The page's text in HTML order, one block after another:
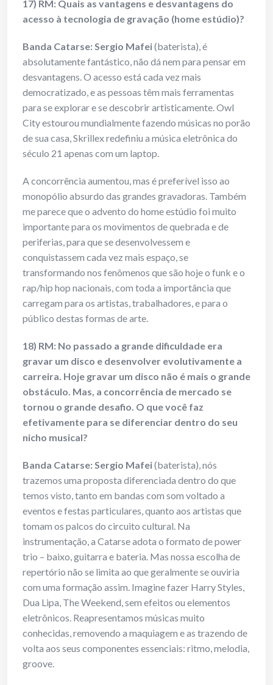
17) RM: Quais as vantagens e desvantagens do
acesso à tecnologia de gravação (home estúdio)?
Banda Catarse: Sergio Mafei(baterista), é
absolutamente fantástico, não dá nem para pensar em
desvantagens. O acesso está cada vez mais
democratizado, e as pessoas têm mais ferramentas
para se explorar e se descobrir artisticamente. Owl
City estourou mundialmente fazendo músicas no porão
de sua casa, Skrillex redefiniu a música eletrônica do
século 21 apenas com um laptop.
A concorrência aumentou, mas é preferível isso ao
monopólio absurdo das grandes gravadoras. Também
me parece que o advento do home estúdio foi muito
importante para os movimentos de quebrada e de
periferias, para que se desenvolvessem e
conquistassem cada vez mais espaço, se
transformando nos fenômenos que são hoje o funk e o
rap/hip hop nacionais, com toda a importância que
carregam para os artistas, trabalhadores, e para o
público destas formas de arte.
18) RM: No passado a grande dificuldade era
gravar um disco e desenvolver evolutivamente a
carreira. Hoje gravar um disco não é mais o grande
obstáculo. Mas, a concorrência de mercado se
tornou o grande desafio. O que você faz
efetivamente para se diferenciar dentro do seu
nicho musical?
Banda Catarse: Sergio Mafei(baterista), nós
trazemos uma proposta diferenciada dentro do que
temos visto, tanto em bandas com som voltado a
eventos e festas particulares, quanto aos artistas que
tomam os palcos do circuito cultural. Na
instrumentação, a Catarse adota o formato de power
trio – baixo, guitarra e bateria. Mas nossa escolha de
repertório não se limita ao que geralmente se ouviria
com uma formação assim. Imagine fazer Harry Styles,
Dua Lipa, The Weekend, sem efeitos ou elementos
eletrônicos. Reapresentamos músicas muito
conhecidas, removendo a maquiagem e as trazendo de
volta aos seus componentes essenciais: ritmo, melodia,
groove.